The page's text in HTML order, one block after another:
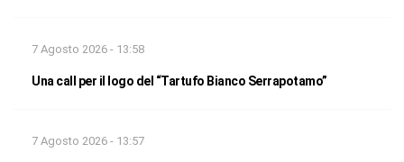
7 Agosto 2026 - 13:58
Una call per il logo del “Tartufo Bianco Serrapotamo”
7 Agosto 2026 - 13:57